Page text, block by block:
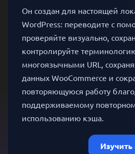
Он создан для настоящей
WordPress: переводите с
проверяйте визуально,
контролируйте
многоязычными URL,
данных WooCommerce и
повторяющуюся работу
поддерживаемому
использованию кэша.